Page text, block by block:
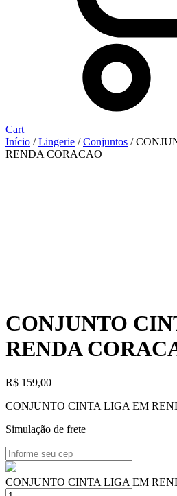
Cart
Início /Lingerie /Conjuntos /
RENDA CORACAO
CONJUNTO
RENDA
R$ 159,00
CONJUNTO CINTA LIGA EM
Simulação de frete
CONJUNTO CINTA LIGA EM